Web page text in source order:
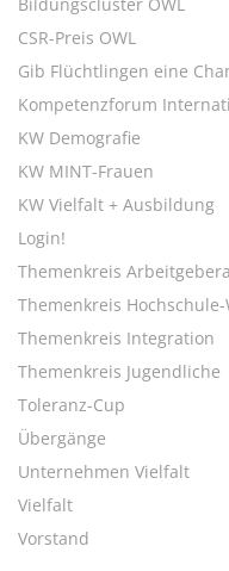
CSR-Preis OWL
Gib Flüchtlingen eine
Kompetenzforum
KW Demografie
KW MINT-Frauen
KW Vielfalt + Ausbildung
Login!
Themenkreis
Themenkreis
Themenkreis Integration
Themenkreis Jugendliche
Toleranz-Cup
Übergänge
Unternehmen Vielfalt
Vielfalt
Vorstand